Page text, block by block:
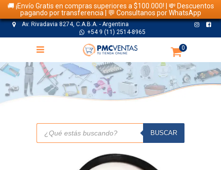
🚚 ¡Envío Gratis en compras superiores a $100.000! | 💸 Descuentos
pagando por transferencia | 💬 Consultanos por WhatsApp
Av. Rivadavia 8274, C.A.B.A. - Argentina
+54 9 (11) 2514-8965
0
TIENDA
Búsqueda
productos
BUSCAR